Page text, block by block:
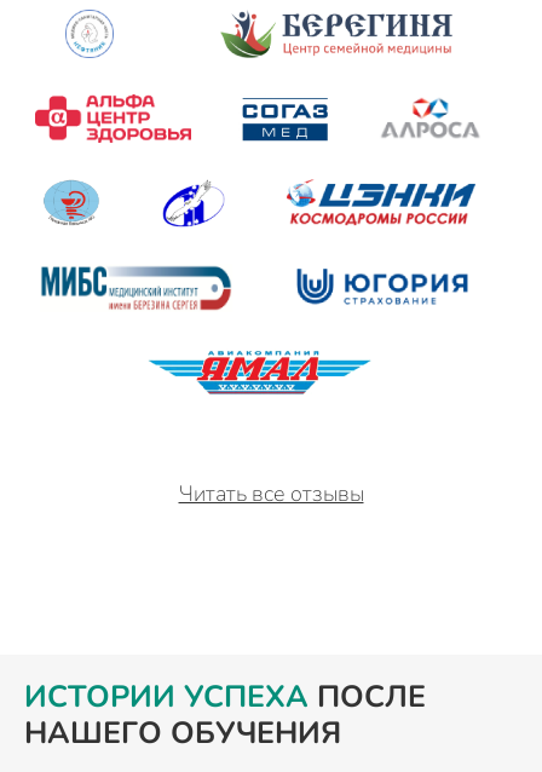
Читать все отзывы
ИСТОРИИ УСПЕХА ПОСЛЕ
НАШЕГО ОБУЧЕНИЯ